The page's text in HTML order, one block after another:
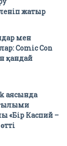
жатыр
мен
Comic Con
қандай
аясында
ғылыми
«Бір Каспий –